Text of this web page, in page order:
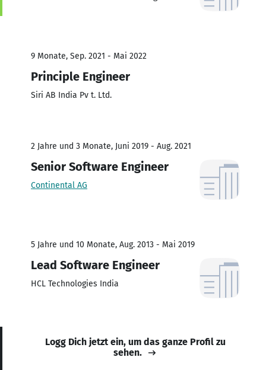
9 Monate, Sep. 2021 - Mai 2022
Principle Engineer
Siri AB India Pv t. Ltd.
2 Jahre und 3 Monate, Juni 2019 - Aug. 2021
Senior Software Engineer
Continental AG
5 Jahre und 10 Monate, Aug. 2013 - Mai 2019
Lead Software Engineer
HCL Technologies India
Logg Dich jetzt ein, um das ganze Profil zu
sehen.